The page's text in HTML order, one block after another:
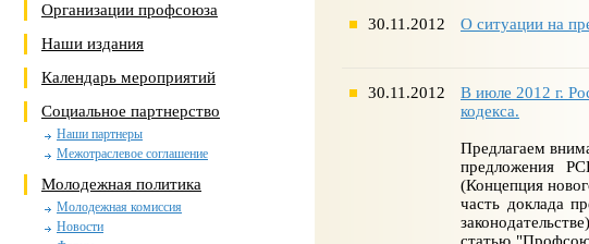
Организации профсоюза
Наши издания
Календарь мероприятий
Социальное партнерство
Наши партнеры
Межотраслевое соглашение
Молодежная политика
Молодежная комиссия
Новости
30.11.2012 О ситуации на
30.11.2012
В июле 2012 г.
кодекса.
Предлагаем
предложения
(Концепция
часть доклада